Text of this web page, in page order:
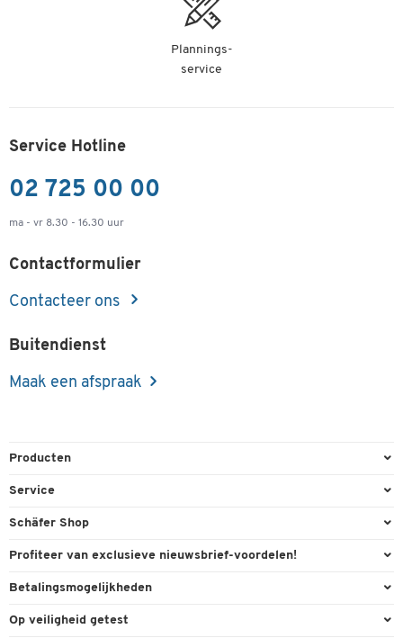
Plannings-
service
Service Hotline
02 725 00 00
ma - vr 8.30 - 16.30 uur
Contactformulier
Contacteer ons
Buitendienst
Maak een afspraak
Producten
Kantoorbenodigdheden
Milieutechniek
Reiniging & hygiëne
Service
Bestelling herroepen
Inkt & Toner
Schäfer Shop
Algemene voorwaarden
Carriere
Profiteer van exclusieve nieuwsbrief-voordelen!
Welkomstgeschenk
Betalingsmogelijkheden
Paypal
Op veiligheid getest